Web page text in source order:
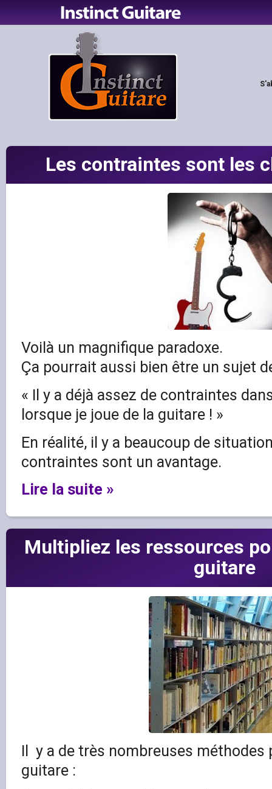
Les contraintes sont les
Voilà un magnifique paradoxe.
Ça pourrait aussi bien être un sujet
« Il y a déjà assez de contraintes
lorsque je joue de la guitare ! »
En réalité, il y a beaucoup de
contraintes sont un avantage.
Lire la suite »
Multipliez les ressources
guitare
Il y a de très nombreuses méthodes
guitare :